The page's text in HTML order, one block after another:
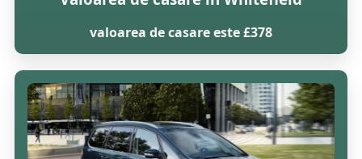
valoarea de casare este £378